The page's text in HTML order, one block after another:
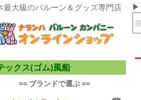
最大級のバルーン＆グッズ専門店
ックス(ゴム)風船
== ブランドで選ぶ ==